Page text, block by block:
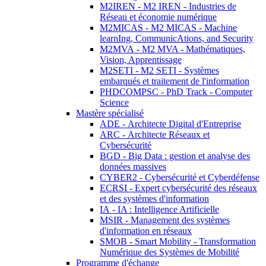
M2IREN - M2 IREN - Industries de
Réseau et économie numérique
M2MICAS - M2 MICAS - Machine
learnIng, CommunicAtions, and Security
M2MVA - M2 MVA - Mathématiques,
Vision, Apprentissage
M2SETI - M2 SETI - Systèmes
embarqués et traitement de l'information
PHDCOMPSC - PhD Track - Computer
Science
Mastère spécialisé
ADE - Architecte Digital d'Entreprise
ARC - Architecte Réseaux et
Cybersécurité
BGD - Big Data : gestion et analyse des
données massives
CYBER2 - Cybersécurité et Cyberdéfense
ECRSI - Expert cybersécurité des réseaux
et des systèmes d'information
IA - IA : Intelligence Artificielle
MSIR - Management des systèmes
d'information en réseaux
SMOB - Smart Mobility - Transformation
Numérique des Systèmes de Mobilité
Programme d'échange